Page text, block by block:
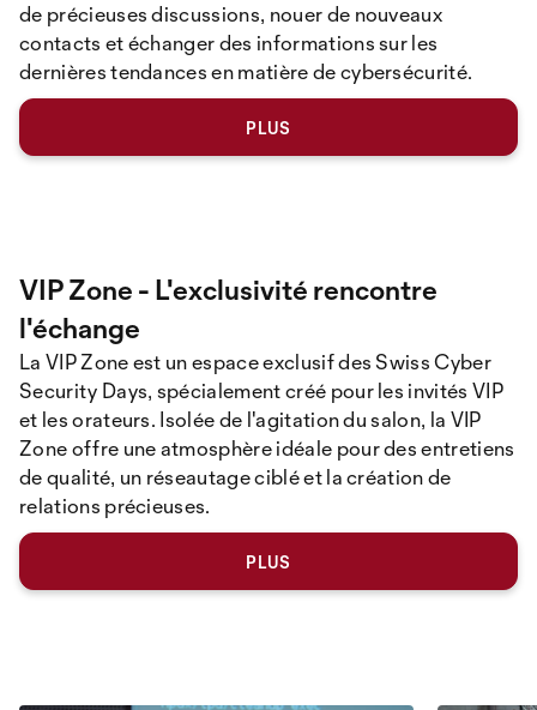
de précieuses discussions, nouer de nouveaux
contacts et échanger des informations sur les
dernières tendances en matière de cybersécurité.
PLUS
VIP Zone - L'exclusivité rencontre
l'échange
La VIP Zone est un espace exclusif des Swiss Cyber
Security Days, spécialement créé pour les invités VIP
et les orateurs. Isolée de l'agitation du salon, la VIP
Zone offre une atmosphère idéale pour des entretiens
de qualité, un réseautage ciblé et la création de
relations précieuses.
PLUS